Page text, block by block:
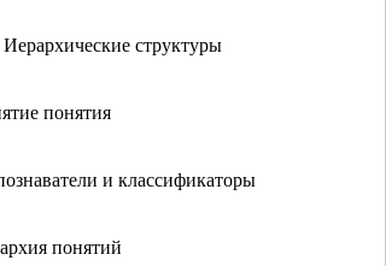
Иерархические структуры
понятия
и классификаторы
понятий